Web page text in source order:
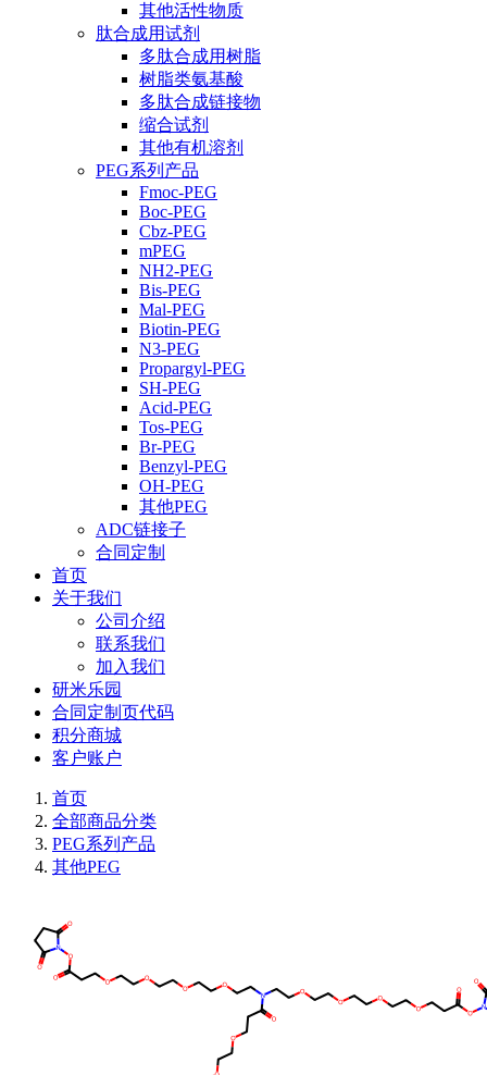
其他活性物质
肽合成用试剂
多肽合成用树脂
树脂类氨基酸
多肽合成链接物
缩合试剂
其他有机溶剂
PEG系列产品
Fmoc-PEG
Boc-PEG
Cbz-PEG
mPEG
NH2-PEG
Bis-PEG
Mal-PEG
Biotin-PEG
N3-PEG
Propargyl-PEG
SH-PEG
Acid-PEG
Tos-PEG
Br-PEG
Benzyl-PEG
OH-PEG
其他PEG
ADC链接子
合同定制
首页
关于我们
公司介绍
联系我们
加入我们
研米乐园
合同定制页代码
积分商城
客户账户
首页
全部商品分类
PEG系列产品
其他PEG